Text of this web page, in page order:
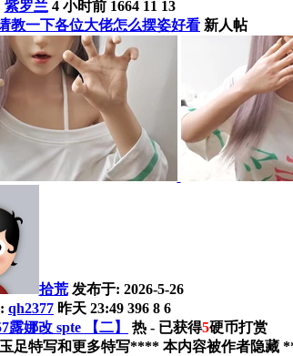
紫罗兰 4 小时前 1664 11 13
教一下各位大佬怎么摆姿好看 新人帖
拾荒 发布于: 2026-5-26
qh2377 昨天 23:49 396 8 6
娜改 spte 【二】
热 - 已获得5硬币打赏
玉足特写和更多特写**** 本内容被作者